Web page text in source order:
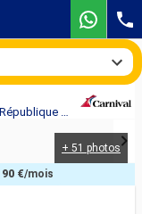
Croisière Carnival Magic : États-Unis, Bahamas, République Dominicaine, Îles Turques-et-Caïques au départ de Miami
+ 51 photos
90 €/mois